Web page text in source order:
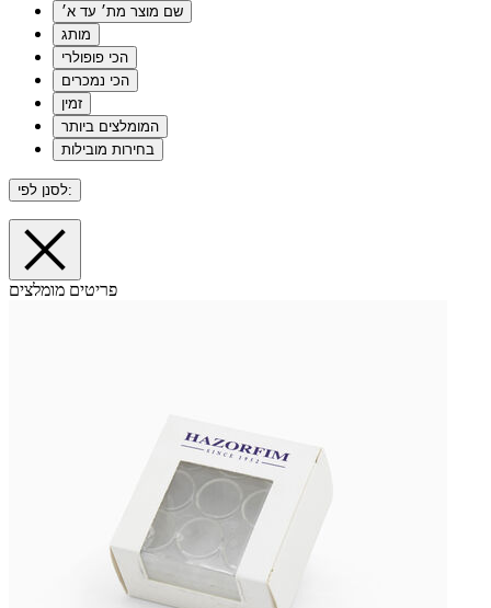
שם מוצר מת׳ עד א׳
מותג
הכי פופולרי
הכי נמכרים
זמין
המומלצים ביותר
בחירות מובילות
לסנן לפי:
פריטים מומלצים